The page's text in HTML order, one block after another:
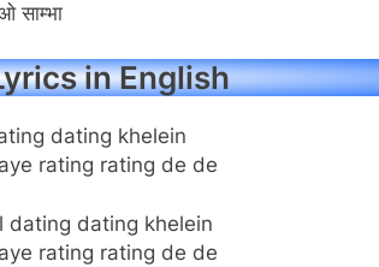
साम्भा
in English
dating khelein
rating rating de de
dating dating khelein
rating rating de de